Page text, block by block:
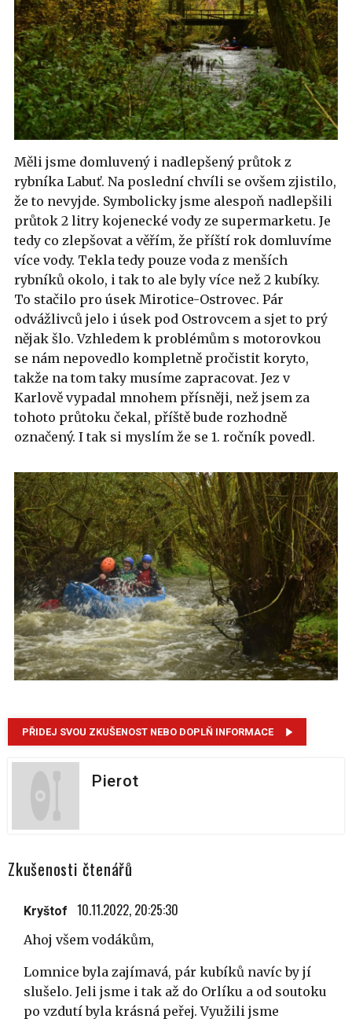
Měli jsme domluvený i nadlepšený průtok z
rybníka Labuť. Na poslední chvíli se ovšem zjistilo,
že to nevyjde. Symbolicky jsme alespoň nadlepšili
průtok 2 litry kojenecké vody ze supermarketu. Je
tedy co zlepšovat a věřím, že příští rok domluvíme
více vody. Tekla tedy pouze voda z menších
rybníků okolo, i tak to ale byly více než 2 kubíky.
To stačilo pro úsek Mirotice-Ostrovec. Pár
odvážlivců jelo i úsek pod Ostrovcem a sjet to prý
nějak šlo. Vzhledem k problémům s motorovkou
se nám nepovedlo kompletně pročistit koryto,
takže na tom taky musíme zapracovat. Jez v
Karlově vypadal mnohem přísněji, než jsem za
tohoto průtoku čekal, příště bude rozhodně
označený. I tak si myslím že se 1. ročník povedl.
PŘIDEJ SVOU ZKUŠENOST NEBO DOPLŇ INFORMACE
Pierot
Zkušenosti čtenářů
Kryštof 10.11.2022, 20:25:30
Ahoj všem vodákům,
Lomnice byla zajímavá, pár kubíků navíc by jí
slušelo. Jeli jsme i tak až do Orlíku a od soutoku
po vzdutí byla krásná peřej. Využili jsme